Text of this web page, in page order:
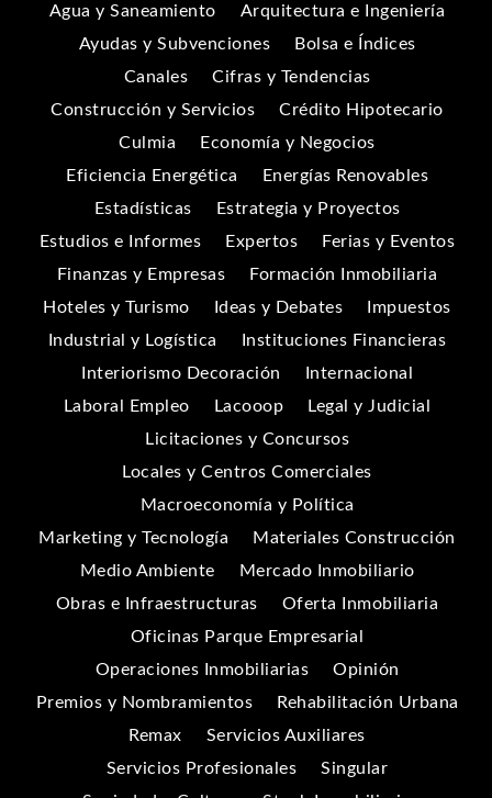
Agua y Saneamiento
Arquitectura e Ingeniería
Ayudas y Subvenciones
Bolsa e Índices
Canales
Cifras y Tendencias
Construcción y Servicios
Crédito Hipotecario
Culmia
Economía y Negocios
Eficiencia Energética
Energías Renovables
Estadísticas
Estrategia y Proyectos
Estudios e Informes
Expertos
Ferias y Eventos
Finanzas y Empresas
Formación Inmobiliaria
Hoteles y Turismo
Ideas y Debates
Impuestos
Industrial y Logística
Instituciones Financieras
Interiorismo Decoración
Internacional
Laboral Empleo
Lacooop
Legal y Judicial
Licitaciones y Concursos
Locales y Centros Comerciales
Macroeconomía y Política
Marketing y Tecnología
Materiales Construcción
Medio Ambiente
Mercado Inmobiliario
Obras e Infraestructuras
Oferta Inmobiliaria
Oficinas Parque Empresarial
Operaciones Inmobiliarias
Opinión
Premios y Nombramientos
Rehabilitación Urbana
Remax
Servicios Auxiliares
Servicios Profesionales
Singular